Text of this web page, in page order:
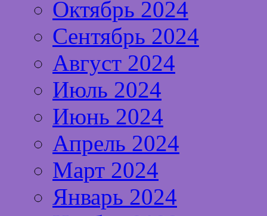
Октябрь 2024
Сентябрь 2024
Август 2024
Июль 2024
Июнь 2024
Апрель 2024
Март 2024
Январь 2024